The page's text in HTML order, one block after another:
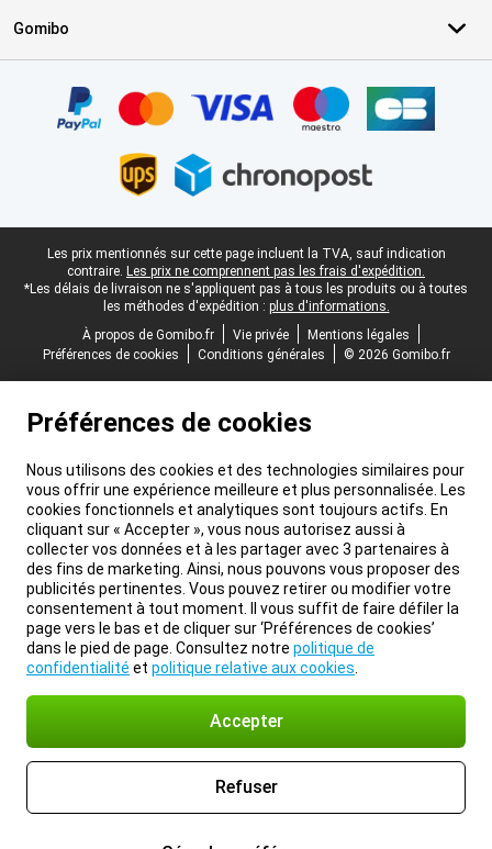
Gomibo
Pied-de-page légal
Les prix mentionnés sur cette page incluent la TVA, sauf indication
contraire. Les prix ne comprennent pas les frais d'expédition.
*Les délais de livraison ne s'appliquent pas à tous les produits ou à toutes
les méthodes d'expédition : plus d'informations.
À propos de Gomibo.fr
Vie privée
Mentions légales
Préférences de cookies
Conditions générales © 2026 Gomibo.fr
Préférences de cookies
Nous utilisons des cookies et des technologies similaires pour
vous offrir une expérience meilleure et plus personnalisée. Les
cookies fonctionnels et analytiques sont toujours actifs. En
cliquant sur « Accepter », vous nous autorisez aussi à
collecter vos données et à les partager avec 3 partenaires à
des fins de marketing. Ainsi, nous pouvons vous proposer des
publicités pertinentes. Vous pouvez retirer ou modifier votre
consentement à tout moment. Il vous suffit de faire défiler la
page vers le bas et de cliquer sur ‘Préférences de cookies’
dans le pied de page. Consultez notre politique de
confidentialité et politique relative aux cookies
Accepter
Refuser